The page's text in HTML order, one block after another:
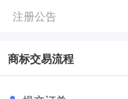
注册公告
商标交易流程